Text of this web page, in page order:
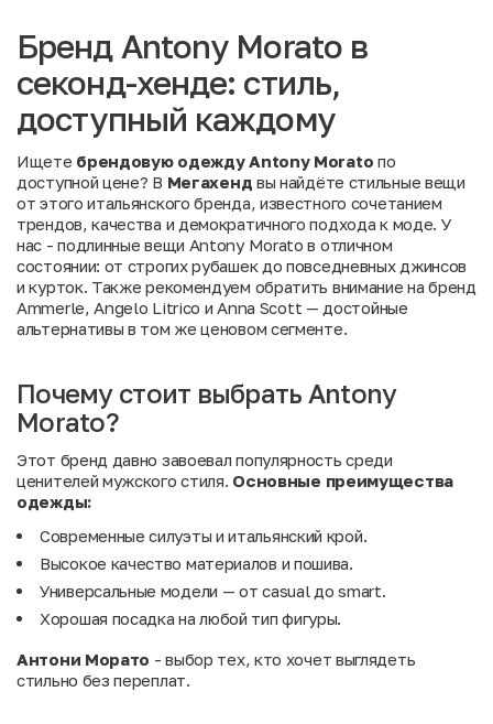
Бренд Antony Morato в
секонд-хенде: стиль,
доступный каждому
Ищете брендовую одежду Antony Morato по
доступной цене? В Мегахенд вы найдёте стильные вещи
от этого итальянского бренда, известного сочетанием
трендов, качества и демократичного подхода к моде. У
нас - подлинные вещи Antony Morato в отличном
состоянии: от строгих рубашек до повседневных джинсов
и курток. Также рекомендуем обратить внимание набренд
Ammerle, Angelo Litrico и Anna Scott — достойные
альтернативы в том же ценовом сегменте.
Почему стоит выбрать Antony
Morato?
Этот бренд давно завоевал популярность среди
ценителей мужского стиля. Основные преимущества
одежды:
Современные силуэты и итальянский крой.
Высокое качество материалов и пошива.
Универсальные модели — от casual до smart.
Хорошая посадка на любой тип фигуры.
Антони Морато - выбор тех, кто хочет выглядеть
стильно без переплат.